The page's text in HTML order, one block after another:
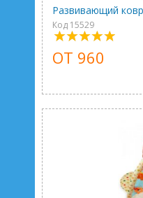
Развивающий
Код 15529
ОТ 960